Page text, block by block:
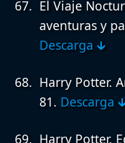
El Viaje
aventuras y
Descarga 🡳
Harry Potter.
81. Descarga
Harry Potter.